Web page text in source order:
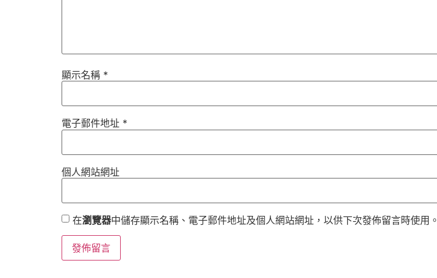
顯示名稱 *
電子郵件地址 *
個人網站網址
在瀏覽器中儲存顯示名稱、電子郵件地址及個人網站網址，以供下次發佈留言時使用。